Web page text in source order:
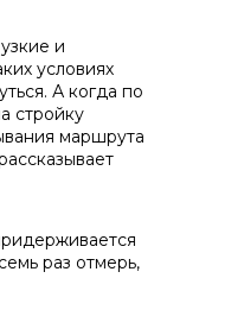
и
условиях
А когда по
стройку
маршрута
раз отмерь,